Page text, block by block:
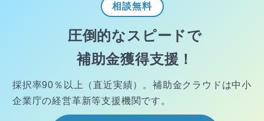
相談無料
圧倒的なスピードで
補助金獲得支援！
採択率90％以上（直近実績）。 補助金クラウドは中小
企業庁の経営革新等支援機関です。